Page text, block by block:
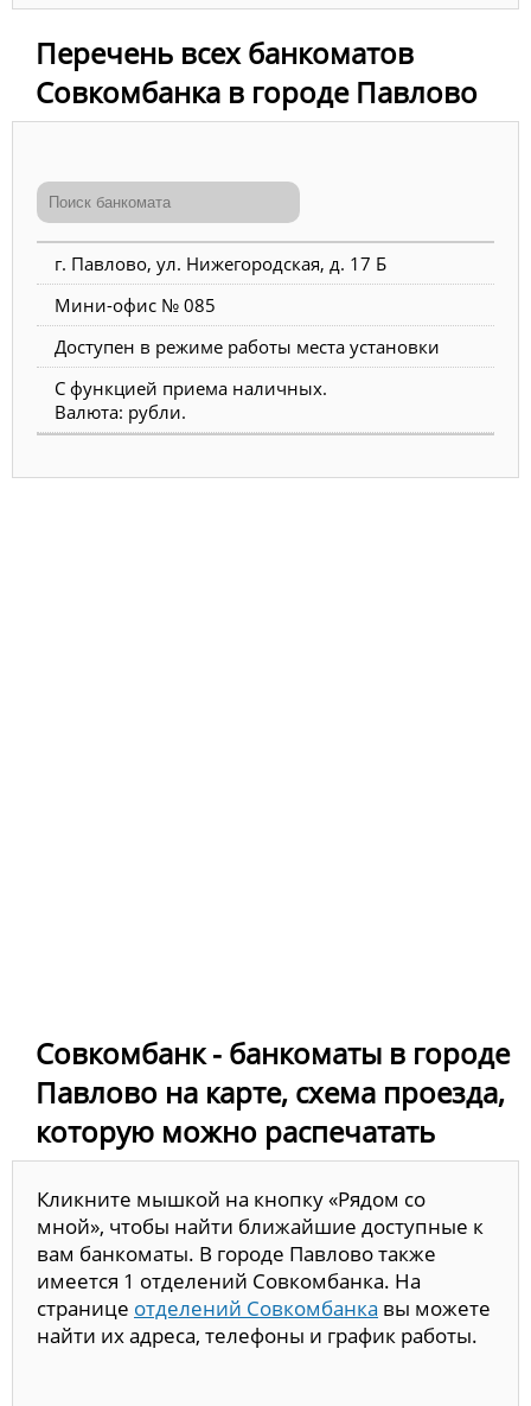
Перечень всех банкоматов
Совкомбанка в городе Павлово
г. Павлово, ул. Нижегородская, д. 17 Б
Мини-офис № 085
Доступен в режиме работы места установки
С функцией приема наличных.
Валюта: рубли.
Совкомбанк - банкоматы в городе
Павлово на карте, схема проезда,
которую можно распечатать
Кликните мышкой на кнопку «Рядом со
мной», чтобы найти ближайшие доступные к
вам банкоматы. В городе Павлово также
имеется 1 отделений Совкомбанка. На
странице отделений Совкомбанка вы можете
найти их адреса, телефоны и график работы.